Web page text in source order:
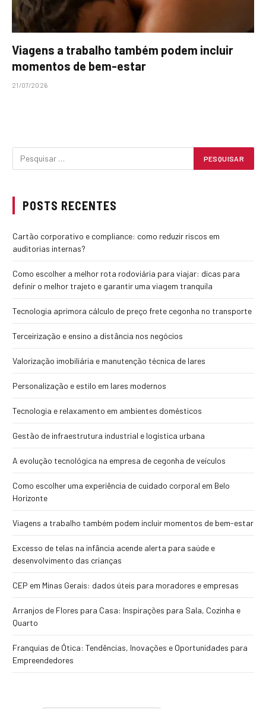
Viagens a trabalho também podem incluir
momentos de bem-estar
21/07/2026
POSTS RECENTES
Cartão corporativo e compliance: como reduzir riscos em
auditorias internas?
Como escolher a melhor rota rodoviária para viajar: dicas para
definir o melhor trajeto e garantir uma viagem tranquila
Tecnologia aprimora cálculo de preço frete cegonha no transporte
Terceirização e ensino a distância nos negócios
Valorização imobiliária e manutenção técnica de lares
Personalização e estilo em lares modernos
Tecnologia e relaxamento em ambientes domésticos
Gestão de infraestrutura industrial e logística urbana
A evolução tecnológica na empresa de cegonha de veículos
Como escolher uma experiência de cuidado corporal em Belo
Horizonte
Viagens a trabalho também podem incluir momentos de bem-estar
Excesso de telas na infância acende alerta para saúde e
desenvolvimento das crianças
CEP em Minas Gerais: dados úteis para moradores e empresas
Arranjos de Flores para Casa: Inspirações para Sala, Cozinha e
Quarto
Franquias de Ótica: Tendências, Inovações e Oportunidades para
Empreendedores